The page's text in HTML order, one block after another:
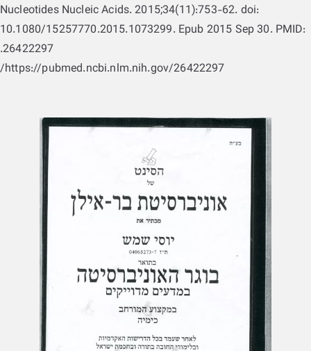
Nucleotides Nucleic Acids. 2015;34(11):753-62. doi:
10.1080/15257770.2015.1073299. Epub 2015 Sep 30. PMID:
26422297.
https://pubmed.ncbi.nlm.nih.gov/26422297/